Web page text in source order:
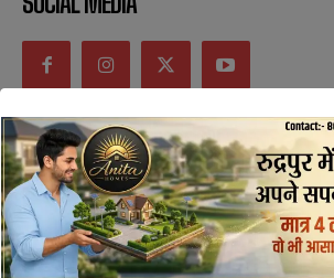
CONTACT INFORMATION
uttaranchaldeep.news@gmail.com
SUBSCRIBE NOW